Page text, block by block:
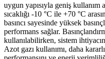
uygun yapısıyla geniş kullanım
sıcaklığı -10 °C ile +70 °C
basıncı sayesinde yüksek
performans sağlar.
kullanılabilirken, sistem
Azot gazı kullanımı, daha